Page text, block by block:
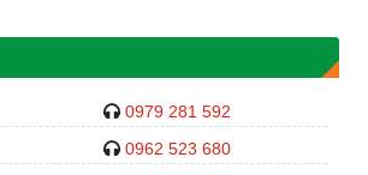
0979 281 592
0962 523 680